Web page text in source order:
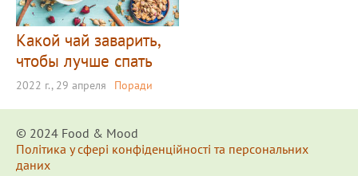
Какой чай заварить,
чтобы лучше спать
2022 г., 29 апреля Поради
© 2024 Food & Мood
Політика у сфері конфіденційності та персональних
даних